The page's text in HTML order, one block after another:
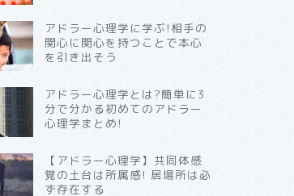
アドラー心理学に学ぶ!相手の
関心に関心を持つことで本心
を引き出そう
アドラー心理学とは?簡単に3
分で分かる初めてのアドラー
心理学まとめ!
【アドラー心理学】共同体感
覚の土台は所属感! 居場所は必
ず存在する